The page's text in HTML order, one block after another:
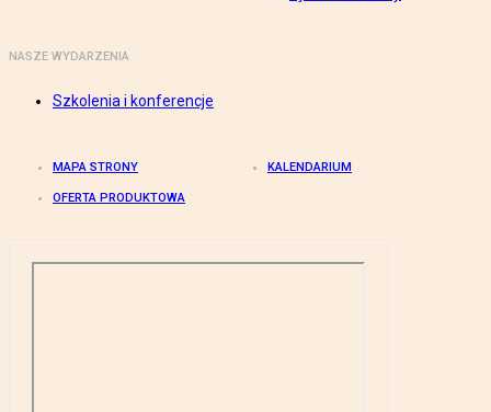
NASZE WYDARZENIA
Szkolenia i konferencje
MAPA STRONY KALENDARIUM
OFERTA PRODUKTOWA